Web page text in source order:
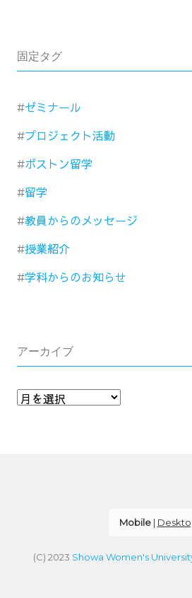
固定タグ
ゼミナール
プロジェクト活動
ボストン留学
留学
教員からのメッセージ
授業紹介
学科からのお知らせ
アーカイブ
Mobile|
(C) 2023 Showa Women's